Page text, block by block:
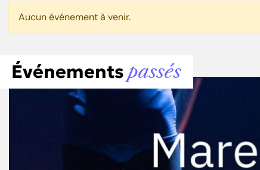
Aucun événement à venir.
Événementspassés